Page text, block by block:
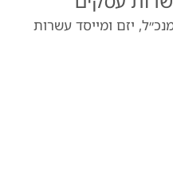
יזם ומייסד עשרות